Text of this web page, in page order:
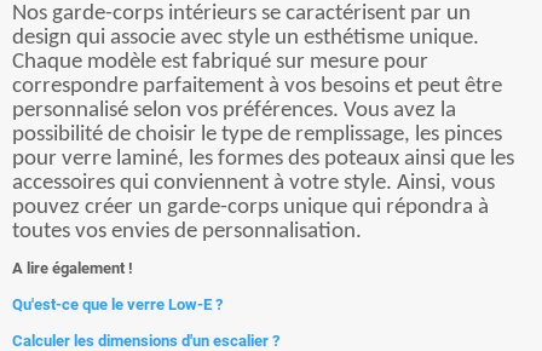
Nos garde-corps intérieurs se caractérisent par un
design qui associe avec style un esthétisme unique.
Chaque modèle est fabriqué sur mesure pour
correspondre parfaitement à vos besoins et peut être
personnalisé selon vos préférences. Vous avez la
possibilité de choisir le type de remplissage, les pinces
pour verre laminé, les formes des poteaux ainsi que les
accessoires qui conviennent à votre style. Ainsi, vous
pouvez créer un garde-corps unique qui répondra à
toutes vos envies de personnalisation.
A lire également !
Qu'est-ce que le verre Low-E ?
Calculer les dimensions d'un escalier ?